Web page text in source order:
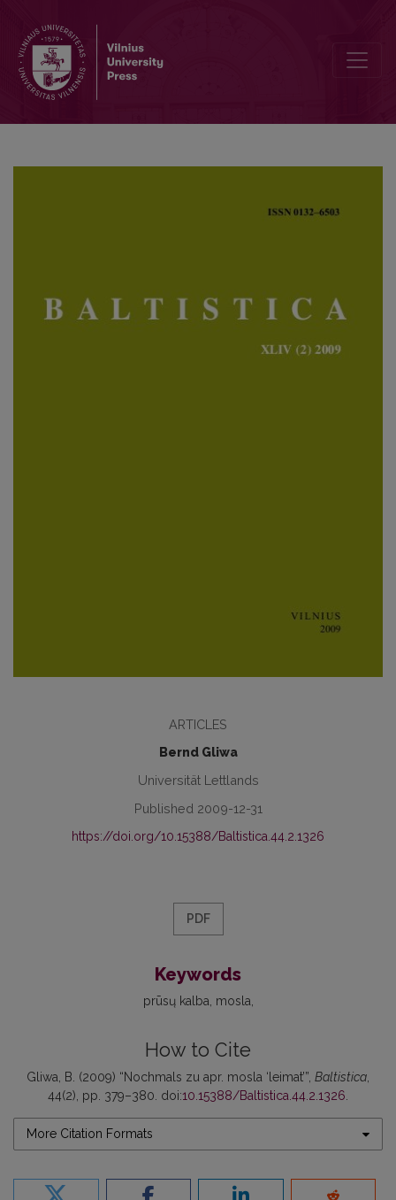
ARTICLES
Bernd Gliwa
Universität Lettlands
Published 2009-12-31
https://doi.org/10.15388/Baltistica.44.2.1326
PDF
Keywords
prūsų kalba mosla
How to Cite
Gliwa, B. (2009) “Nochmals zu apr. mosla ‘leimat’”, Baltistica,
44(2), pp. 379–380. doi:10.15388/Baltistica.44.2.1326.
More Citation Formats